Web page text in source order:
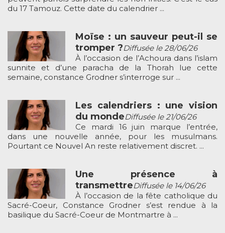
du 17 Tamouz. Cette date du calendrier ...
Moïse : un sauveur peut-il se
tromper ?Diffusée le 28/06/26
À l’occasion de l’Achoura dans l’islam
sunnite et d’une paracha de la Thorah lue cette
semaine, constance Grodner s’interroge sur ...
Les calendriers : une vision
du mondeDiffusée le 21/06/26
Ce mardi 16 juin marque l’entrée,
dans une nouvelle année, pour les musulmans.
Pourtant ce Nouvel An reste relativement discret. ...
Une présence à
transmettreDiffusée le 14/06/26
À l’occasion de la fête catholique du
Sacré-Coeur, Constance Grodner s’est rendue à la
basilique du Sacré-Coeur de Montmartre à ...